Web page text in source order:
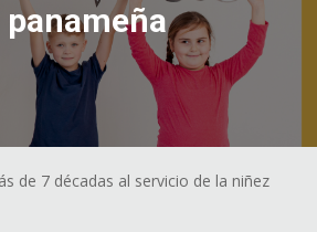
de 7 décadas al servicio de la niñez